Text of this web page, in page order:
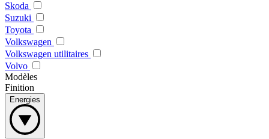
Skoda
Suzuki
Toyota
Volkswagen
Volkswagen utilitaires
Volvo
Modèles
Finition
Energies